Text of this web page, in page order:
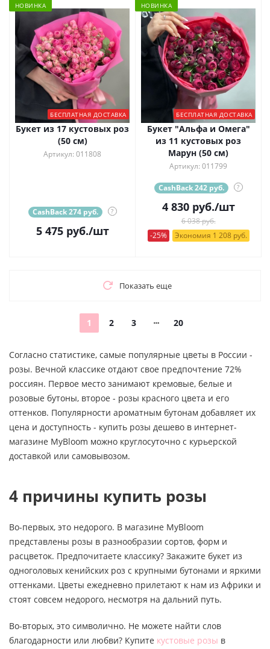
НОВИНКА
БЕСПЛАТНАЯ ДОСТАВКА
Букет из 17 кустовых роз
(50 см)
Артикул: 011808
CashBack 274 руб. ?
5 475руб./шт
НОВИНКА
БЕСПЛАТНАЯ ДОСТАВКА
Букет "Альфа и Омега"
из 11 кустовых роз
Марун (50 см)
Артикул: 011799
CashBack 242 руб. ?
4 830руб./шт
6 038 руб.
-25%
Экономия 1 208 руб.
Показать еще
1 2 3 20
Согласно статистике, самые популярные цветы в России -
розы. Вечной классике отдают свое предпочтение 72%
россиян. Первое место занимают кремовые, белые и
розовые бутоны, второе - розы красного цвета и его
оттенков. Популярности ароматным бутонам добавляет их
цена и доступность - купить розы дешево в интернет-
магазине MyBloom можно круглосуточно с курьерской
доставкой или самовывозом.
4 причины купить розы
Во-первых, это недорого. В магазине MyBloom
представлены розы в разнообразии сортов, форм и
расцветок. Предпочитаете классику? Закажите букет из
одноголовых кенийских роз с крупными бутонами и яркими
оттенками. Цветы ежедневно прилетают к нам из Африки и
стоят совсем недорого, несмотря на дальний путь.
Во-вторых, это символично. Не можете найти слов
благодарности или любви? Купите кустовые розы в